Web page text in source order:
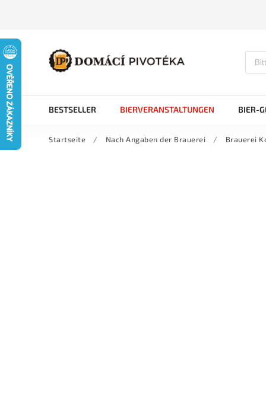
BESTSELLER BIERVERANSTALTUNGEN BIER-
Startseite / Nach Angaben der Brauerei / Brauerei